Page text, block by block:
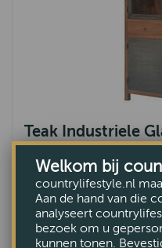
Teak Industriele
€1475,-
Welkom bij
countrylifestyle.nl
Aan de hand van die
analyseert
bezoek om u
kunnen tonen.